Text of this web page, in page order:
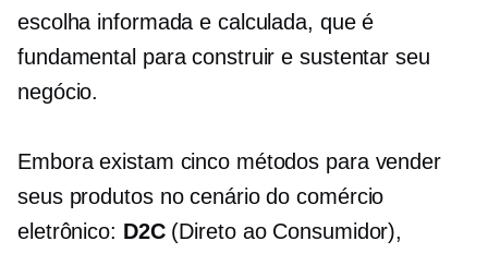
escolha informada e calculada, que é
fundamental para construir e sustentar seu
negócio.
Embora existam cinco métodos para vender
seus produtos no cenário do comércio
eletrônico: D2C (Direto ao Consumidor),